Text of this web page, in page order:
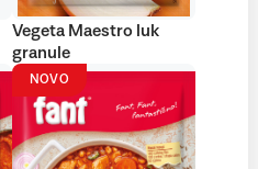
Vegeta Maestro luk
granule
NOVO